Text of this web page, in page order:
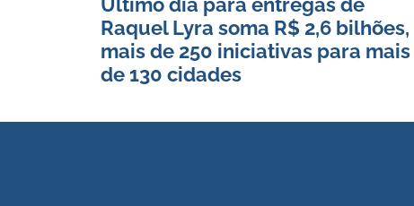
Raquel Lyra soma R$ 2,6 bilhões,
mais de 250 iniciativas para mais
de 130 cidades